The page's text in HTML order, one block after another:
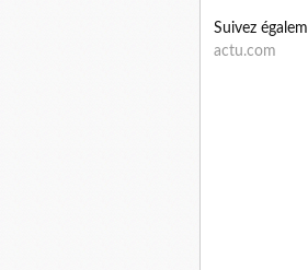
Suivez
actu.com